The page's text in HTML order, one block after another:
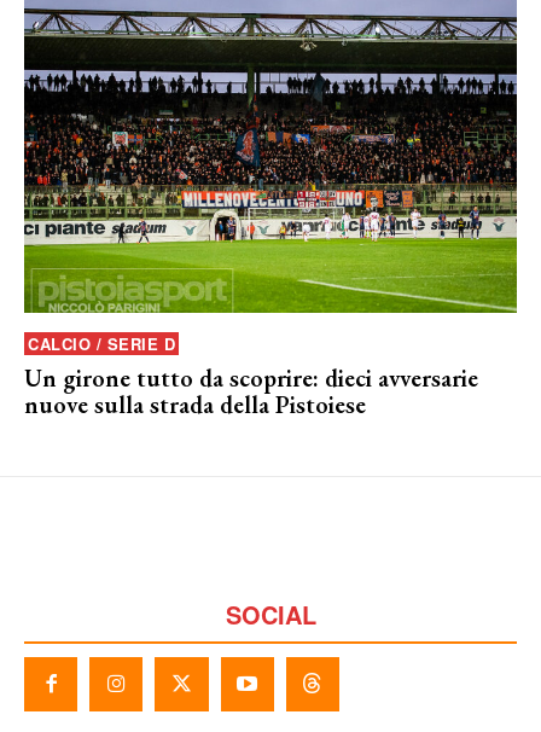
CALCIO / SERIE D
Un girone tutto da scoprire: dieci avversarie
nuove sulla strada della Pistoiese
SOCIAL